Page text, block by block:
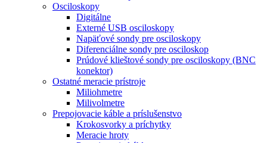
Osciloskopy
Digitálne
Externé USB osciloskopy
Napäťové sondy pre osciloskopy
Diferenciálne sondy pre osciloskop
Prúdové klieštové sondy pre osciloskopy (BNC
konektor)
Ostatné meracie prístroje
Miliohmetre
Milivolmetre
Prepojovacie káble a príslušenstvo
Krokosvorky a príchytky
Meracie hroty